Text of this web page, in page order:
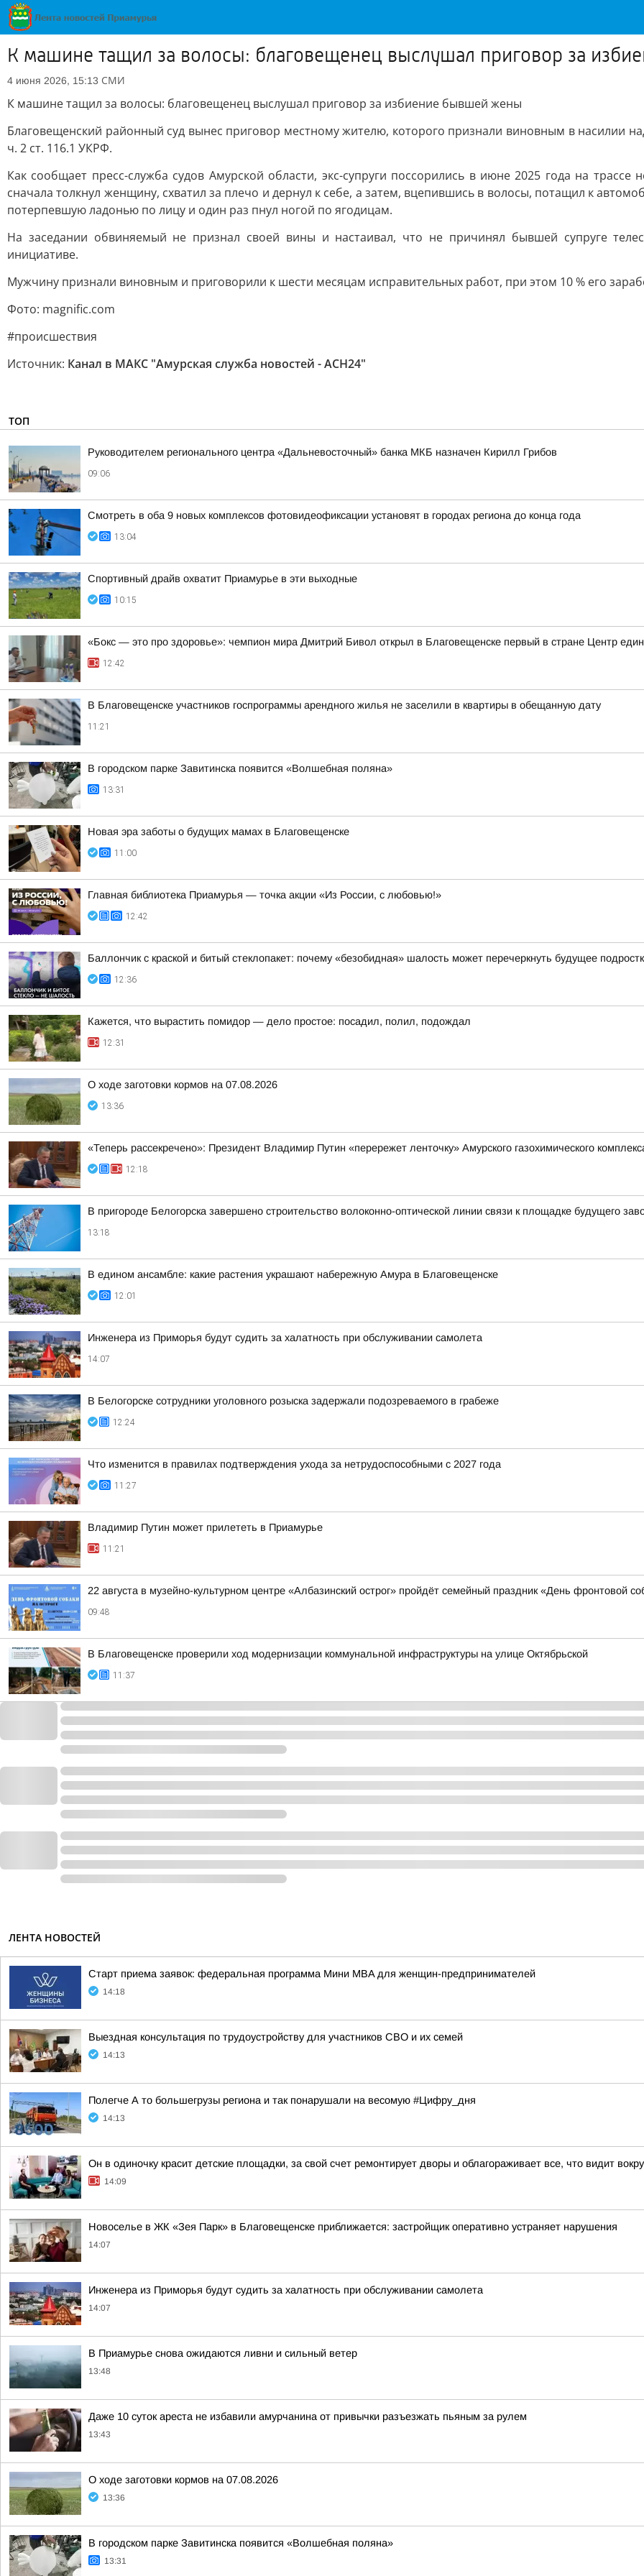
К машине тащил за волосы: благовещенец выслушал приговор за
4 июня 2026, 15:13 СМИ
К машине тащил за волосы: благовещенец выслушал приговор за избиение бывшей жены
Благовещенский районный суд вынес приговор местному жителю, которого признали виновным в насилии
ч. 2 ст. 116.1 УКРФ.
Как сообщает пресс-служба судов Амурской области, экс-супруги поссорились в июне 2025 года на
сначала толкнул женщину, схватил за плечо и дернул к себе, а затем, вцепившись в волосы, потащил к
потерпевшую ладонью по лицу и один раз пнул ногой по ягодицам.
На заседании обвиняемый не признал своей вины и настаивал, что не причинял бывшей супруге
инициативе.
Мужчину признали виновным и приговорили к шести месяцам исправительных работ, при этом 10 % его
Фото: magnific.com
#происшествия
Источник: Канал в МАКС "Амурская служба новостей - АСН24"
ТОП
Руководителем регионального центра «Дальневосточный» банка МКБ назначен Кирилл Грибов
09:06
Смотреть в оба 9 новых комплексов фотовидеофиксации установят в городах региона до конца года
13:04
Спортивный драйв охватит Приамурье в эти выходные
10:15
«Бокс — это про здоровье»: чемпион мира Дмитрий Бивол открыл в Благовещенске первый в стране Центр
12:42
В Благовещенске участников госпрограммы арендного жилья не заселили в квартиры в обещанную дату
11:21
В городском парке Завитинска появится «Волшебная поляна»
13:31
Новая эра заботы о будущих мамах в Благовещенске
11:00
Главная библиотека Приамурья — точка акции «Из России, с любовью!»
12:42
Баллончик с краской и битый стеклопакет: почему «безобидная» шалость может перечеркнуть будущее
12:36
Кажется, что вырастить помидор — дело простое: посадил, полил, подождал
12:31
О ходе заготовки кормов на 07.08.2026
13:36
«Теперь рассекречено»: Президент Владимир Путин «перережет ленточку» Амурского газохимического
12:18
В пригороде Белогорска завершено строительство волоконно-оптической линии связи к площадке будущего
13:18
В едином ансамбле: какие растения украшают набережную Амура в Благовещенске
12:01
Инженера из Приморья будут судить за халатность при обслуживании самолета
14:07
В Белогорске сотрудники уголовного розыска задержали подозреваемого в грабеже
12:24
Что изменится в правилах подтверждения ухода за нетрудоспособными с 2027 года
11:27
Владимир Путин может прилететь в Приамурье
11:21
22 августа в музейно-культурном центре «Албазинский острог» пройдёт семейный праздник «День фронтовой
09:48
В Благовещенске проверили ход модернизации коммунальной инфраструктуры на улице Октябрьской
11:37
ЛЕНТА НОВОСТЕЙ
Старт приема заявок: федеральная программа Мини MBA для женщин-предпринимателей
14:18
Выездная консультация по трудоустройству для участников СВО и их семей
14:13
Полегче А то большегрузы региона и так понарушали на весомую #Цифру_дня
14:13
Он в одиночку красит детские площадки, за свой счет ремонтирует дворы и облагораживает все, что видит
14:09
Новоселье в ЖК «Зея Парк» в Благовещенске приближается: застройщик оперативно устраняет нарушения
14:07
Инженера из Приморья будут судить за халатность при обслуживании самолета
14:07
В Приамурье снова ожидаются ливни и сильный ветер
13:48
Даже 10 суток ареста не избавили амурчанина от привычки разъезжать пьяным за рулем
13:43
О ходе заготовки кормов на 07.08.2026
13:36
В городском парке Завитинска появится «Волшебная поляна»
13:31